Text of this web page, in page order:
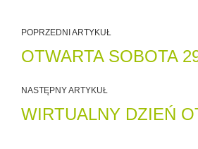
POPRZEDNI ARTYKUŁ
OTWARTA SOBOTA
NASTĘPNY ARTYKUŁ
WIRTUALNY DZIEŃ